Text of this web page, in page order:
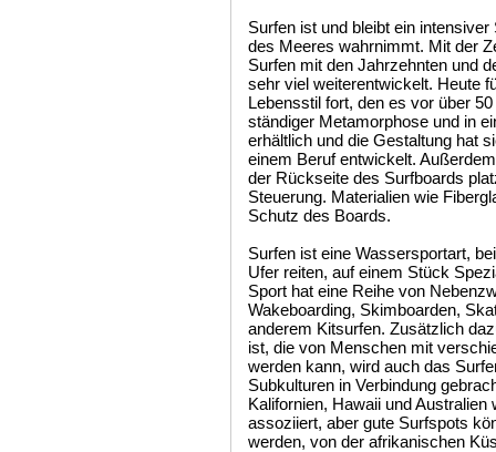
Surfen ist und bleibt ein
des Meeres wahrnimmt. Mit der
Surfen mit den Jahrzehnten und
sehr viel weiterentwickelt. Heute
Lebensstil fort, den es vor über
ständiger Metamorphose und in
erhältlich und die Gestaltung hat
einem Beruf entwickelt.
der Rückseite des Surfboards
Steuerung. Materialien wie
Schutz des Boards.
Surfen ist eine Wassersportart,
Ufer reiten, auf einem Stück
Sport hat eine Reihe von
Wakeboarding, Skimboarden,
anderem Kitsurfen. Zusätzlich
ist, die von Menschen mit
werden kann, wird auch das
Subkulturen in Verbindung
Kalifornien, Hawaii und
assoziiert, aber gute Surfspots
werden, von der afrikanischen